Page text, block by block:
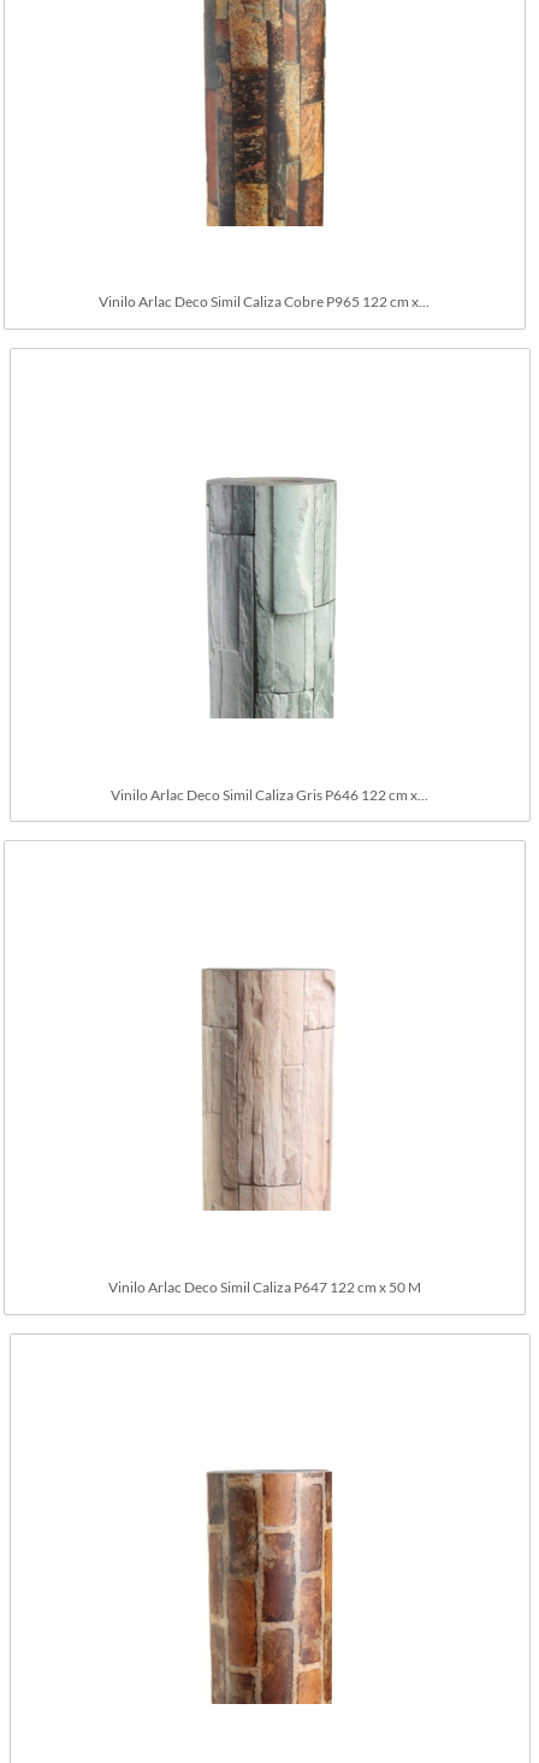
Vinilo Arlac Deco Simil Caliza Cobre P965 122 cm x...
Vinilo Arlac Deco Simil Caliza Gris P646 122 cm x...
Vinilo Arlac Deco Simil Caliza P647 122 cm x 50 M